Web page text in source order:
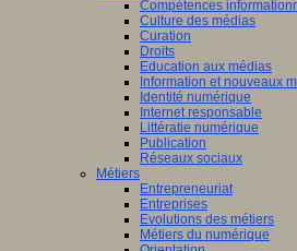
Compétences
Culture des médias
Curation
Droits
Education aux médias
Information et nouveaux
Identité numérique
Internet responsable
Littératie numérique
Publication
Réseaux sociaux
Métiers
Entrepreneuriat
Entreprises
Evolutions des métiers
Métiers du numérique